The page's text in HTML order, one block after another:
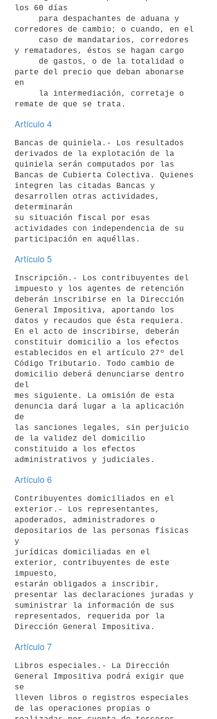
los 60 días
corredores de cambio; o cuando, en el
y rematadores, éstos se hagan cargo
parte del precio que deban abonarse
en
Artículo 4
Bancas de quiniela.- Los resultados
derivados de la explotación de la
quiniela serán computados por las
Bancas de Cubierta Colectiva. Quienes
integren las citadas Bancas y
desarrollen otras actividades,
determinarán
su situación fiscal por esas
actividades con independencia de su
Artículo 5
Inscripción.- Los contribuyentes del
impuesto y los agentes de retención
deberán inscribirse en la Dirección
General Impositiva, aportando los
datos y recaudos que ésta requiera.
En el acto de inscribirse, deberán
constituir domicilio a los efectos
establecidos en el artículo 27º del
Código Tributario. Todo cambio de
domicilio deberá denunciarse dentro
del
mes siguiente. La omisión de esta
denuncia dará lugar a la aplicación
de
las sanciones legales, sin perjuicio
de la validez del domicilio
constituido a los efectos
Artículo 6
Contribuyentes domiciliados en el
exterior.- Los representantes,
apoderados, administradores o
depositarios de las personas físicas
y
jurídicas domiciliadas en el
exterior, contribuyentes de este
impuesto,
estarán obligados a inscribir,
presentar las declaraciones juradas y
suministrar la información de sus
representados, requerida por la
Artículo 7
Libros especiales.- La Dirección
General Impositiva podrá exigir que
se
lleven libros o registros especiales
de las operaciones propias o